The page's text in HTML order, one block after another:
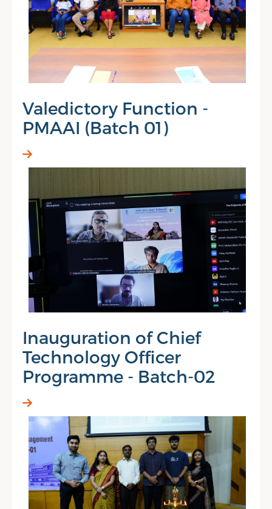
Valedictory Function -
PMAAI (Batch 01)
Inauguration of Chief
Technology Officer
Programme - Batch-02